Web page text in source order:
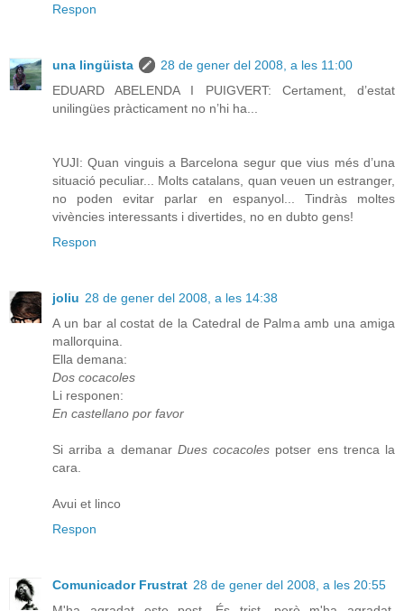
Respon
una lingüista
28 de gener del 2008, a les 11:00
EDUARD ABELENDA I PUIGVERT: Certament, d’estat
unilingües pràcticament no n’hi ha...
YUJI: Quan vinguis a Barcelona segur que vius més d’una
situació peculiar... Molts catalans, quan veuen un estranger,
no poden evitar parlar en espanyol... Tindràs moltes
vivències interessants i divertides, no en dubto gens!
Respon
joliu 28 de gener del 2008, a les 14:38
A un bar al costat de la Catedral de Palma amb una amiga
mallorquina.
Ella demana:
Dos cocacoles
Li responen:
En castellano por favor
Si arriba a demanar Dues cocacoles potser ens trenca la
cara.
Avui et linco
Respon
Comunicador Frustrat 28 de gener del 2008, a les 20:55